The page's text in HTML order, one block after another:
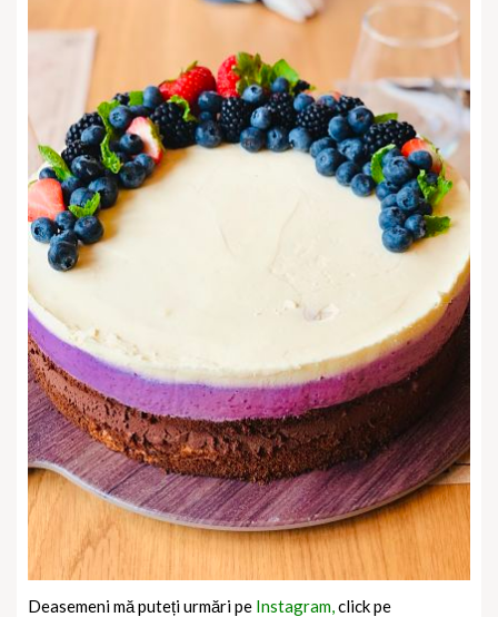
Deasemeni mă puteți urmări pe Instagram,click pe